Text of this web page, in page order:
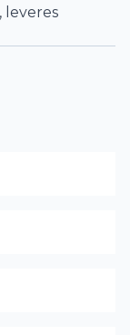
leveres